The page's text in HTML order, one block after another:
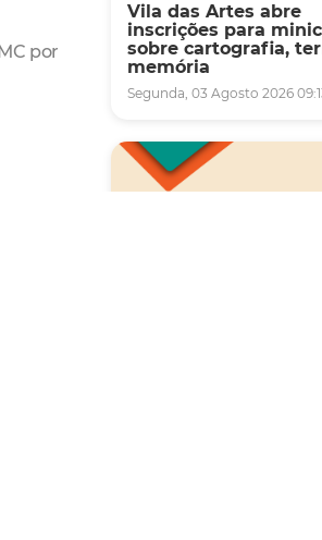
por
Vila das Artes abre
inscrições para
sobre cartografia,
memória
Segunda, 03 Agosto 2026